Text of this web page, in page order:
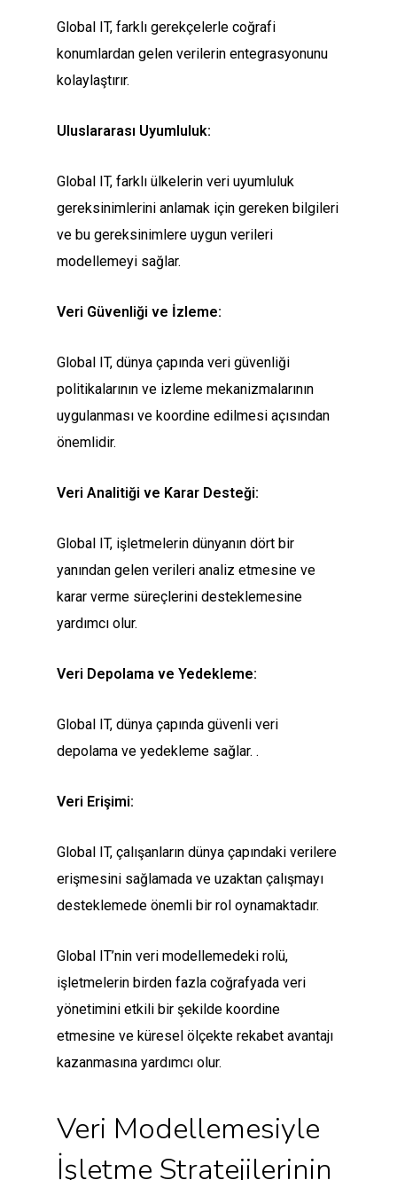
Global IT, farklı gerekçelerle coğrafi
konumlardan gelen verilerin entegrasyonunu
kolaylaştırır.
Uluslararası Uyumluluk:
Global IT, farklı ülkelerin veri uyumluluk
gereksinimlerini anlamak için gereken bilgileri
ve bu gereksinimlere uygun verileri
modellemeyi sağlar.
Veri Güvenliği ve İzleme:
Global IT, dünya çapında veri güvenliği
politikalarının ve izleme mekanizmalarının
uygulanması ve koordine edilmesi açısından
önemlidir.
Veri Analitiği ve Karar Desteği:
Global IT, işletmelerin dünyanın dört bir
yanından gelen verileri analiz etmesine ve
karar verme süreçlerini desteklemesine
yardımcı olur.
Veri Depolama ve Yedekleme:
Global IT, dünya çapında güvenli veri
depolama ve yedekleme sağlar. .
Veri Erişimi:
Global IT, çalışanların dünya çapındaki verilere
erişmesini sağlamada ve uzaktan çalışmayı
desteklemede önemli bir rol oynamaktadır.
Global IT’nin veri modellemedeki rolü,
işletmelerin birden fazla coğrafyada veri
yönetimini etkili bir şekilde koordine
etmesine ve küresel ölçekte rekabet avantajı
kazanmasına yardımcı olur.
Veri Modellemesiyle
İşletme Stratejilerinin